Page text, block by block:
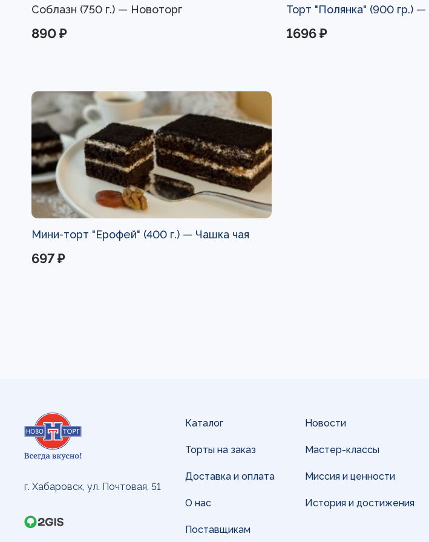
Соблазн (750 г.) — Новоторг
890 ₽
Торт "Полянка" (900 гр.) —
1696 ₽
Мини-торт "Ерофей" (400 г.) — Чашка чая
697 ₽
г. Хабаровск, ул. Почтовая, 51
Каталог
Торты на заказ
Доставка и оплата
О нас
Поставщикам
Новости
Мастер-классы
Миссия и ценности
История и достижения